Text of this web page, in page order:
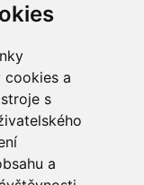
cookies a
s
a
od119,34Kč